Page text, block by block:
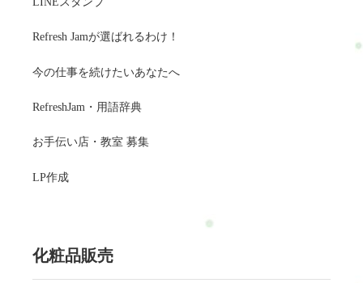
Refresh Jamが選ばれるわけ！
今の仕事を続けたいあなたへ
RefreshJam・用語辞典
お手伝い店・教室 募集
LP作成
化粧品販売